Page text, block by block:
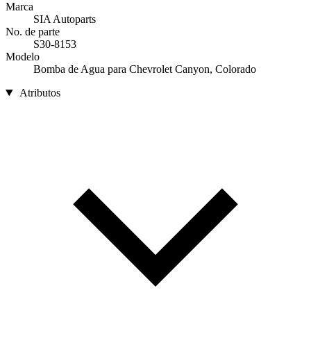
Marca
SIA Autoparts
No. de parte
S30-8153
Modelo
Bomba de Agua para Chevrolet Canyon, Colorado
Atributos